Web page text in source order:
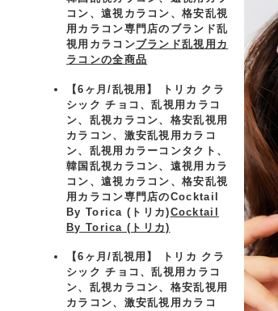
コン、遠視カラコン、格安乱視
用カラコン専門店のブランド乱
視用カラコンブランド乱視用カ
ラコンの全商品
【6ヶ月/乱視用】 トリカ クラ
シック チョコ、乱視用カラコ
ン、乱視カラコン、格安乱視用
カラコン、激安乱視用カラコ
ン、乱視用カラーコンタクト、
韓国乱視カラコン、遠視用カラ
コン、遠視カラコン、格安乱視
用カラコン専門店のCocktail
By Torica (トリカ)Cocktail
By Torica (トリカ)
【6ヶ月/乱視用】 トリカ クラ
シック チョコ、乱視用カラコ
ン、乱視カラコン、格安乱視用
カラコン、激安乱視用カラコ